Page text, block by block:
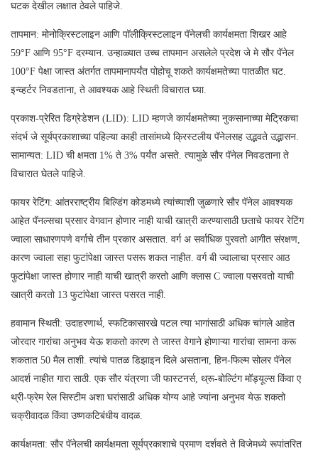
घटक देखील लक्षात ठेवले पाहिजे.
तापमान: मोनोक्रिस्टलाइन आणि पॉलीक्रिस्टलाइन पॅनेलची कार्यक्षमता शिखर आहे
59°F आणि 95°F दरम्यान. उन्हाळ्यात उच्च तापमान असलेले प्रदेश जे मे सौर पॅनेल
100°F पेक्षा जास्त अंतर्गत तापमानापर्यंत पोहोचू शकते कार्यक्षमतेच्या पातळीत घट.
इन्व्हर्टर निवडताना, ते आवश्यक आहे स्थिती विचारात घ्या.
प्रकाश-प्रेरित डिग्रेडेशन (LID): LID म्हणजे कार्यक्षमतेच्या नुकसानाच्या मेट्रिकचा
संदर्भ जे सूर्यप्रकाशाच्या पहिल्या काही तासांमध्ये क्रिस्टलीय पॅनेलसह उद्भवते उद्भासन.
सामान्यत: LID ची क्षमता 1% ते 3% पर्यंत असते. त्यामुळे सौर पॅनेल निवडताना ते
विचारात घेतले पाहिजे.
फायर रेटिंग: आंतरराष्ट्रीय बिल्डिंग कोडमध्ये त्यांच्याशी जुळणारे सौर पॅनेल आवश्यक
आहेत पॅनल्सचा प्रसार वेगवान होणार नाही याची खात्री करण्यासाठी छताचे फायर रेटिंग
ज्वाला साधारणपणे वर्गाचे तीन प्रकार असतात. वर्ग अ सर्वाधिक पुरवतो आगीत संरक्षण,
कारण ज्वाला सहा फुटांपेक्षा जास्त पसरू शकत नाहीत. वर्ग बी ज्वालाचा प्रसार आठ
फुटांपेक्षा जास्त होणार नाही याची खात्री करतो आणि क्लास C ज्वाला पसरवतो याची
खात्री करतो 13 फुटांपेक्षा जास्त पसरत नाही.
हवामान स्थिती: उदाहरणार्थ, स्फटिकासारखे पटल त्या भागांसाठी अधिक चांगले आहेत
जोरदार गारांचा अनुभव येऊ शकतो कारण ते जास्त वेगाने होणाऱ्या गारांचा सामना करू
शकतात 50 मैल ताशी. त्यांचे पातळ डिझाइन दिले असताना, हिन-फिल्म सोलर पॅनेल
आदर्श नाहीत गारा साठी. एक सौर यंत्रणा जी फास्टनर्स, थ्रू-बोल्टिंग मॉड्यूल्स किंवा ए
थ्री-फ्रेम रेल सिस्टीम अशा घरांसाठी अधिक योग्य आहे ज्यांना अनुभव येऊ शकतो
चक्रीवादळ किंवा उष्णकटिबंधीय वादळ.
कार्यक्षमता: सौर पॅनेलची कार्यक्षमता सूर्यप्रकाशाचे प्रमाण दर्शवते ते विजेमध्ये रूपांतरित